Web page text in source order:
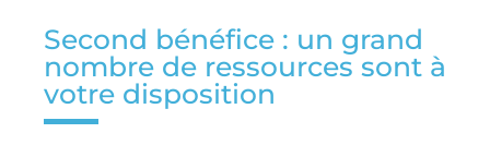
Second bénéfice : un grand
nombre de ressources sont à
votre disposition